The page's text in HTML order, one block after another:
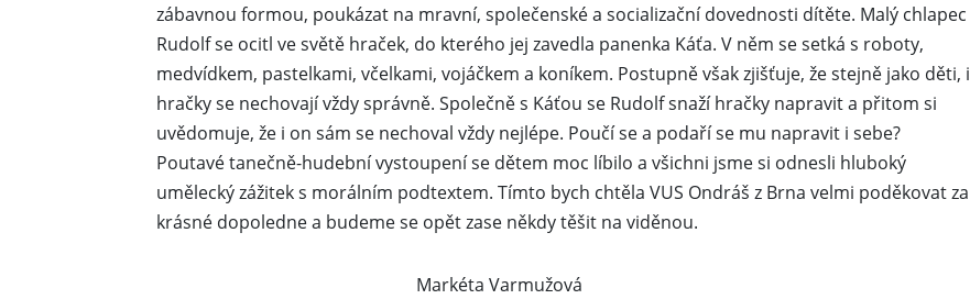
zábavnou formou, poukázat na mravní, společenské a socializační dovednosti dítěte. Malý chlapec
Rudolf se ocitl ve světě hraček, do kterého jej zavedla panenka Káťa. V něm se setká s roboty,
medvídkem, pastelkami, včelkami, vojáčkem a koníkem. Postupně však zjišťuje, že stejně jako děti, i
hračky se nechovají vždy správně. Společně s Káťou se Rudolf snaží hračky napravit a přitom si
uvědomuje, že i on sám se nechoval vždy nejlépe. Poučí se a podaří se mu napravit i sebe?
Poutavé tanečně-hudební vystoupení se dětem moc líbilo a všichni jsme si odnesli hluboký
umělecký zážitek s morálním podtextem. Tímto bych chtěla VUS Ondráš z Brna velmi poděkovat za
krásné dopoledne a budeme se opět zase někdy těšit na viděnou.
Markéta Varmužová